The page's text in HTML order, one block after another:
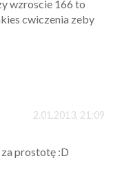
wzroscie 166 to
cwiczenia zeby
2.01.2013, 21:09
prostotę :D